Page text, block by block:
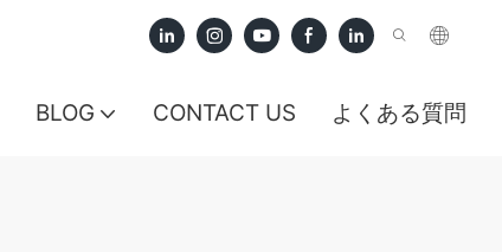
BLOG CONTACT US よくある質問